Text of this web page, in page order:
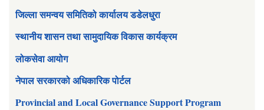
जिल्ला समन्वय समितिको कार्यालय डडेलधुरा
स्थानीय शासन तथा सामुदायिक विकास कार्यक्रम
लोकसेवा आयोग
नेपाल सरकारको अधिकारिक पोर्टल
Provincial and Local Governance Support Program